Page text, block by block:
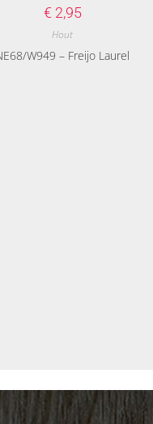
€ 2,95
Hout
W949 – Freijo Laurel